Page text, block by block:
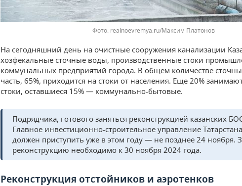
realnoevremya.ru/Максим Платонов
На сегодняшний день на очистные сооружения канализации
хозфекальные сточные воды, производственные стоки
коммунальных предприятий города. В общем количестве
часть, 65%, приходится на стоки от населения. Еще 20%
стоки, оставшиеся 15% — коммунально-бытовые.
Подрядчика, готового заняться реконструкцией казанских
Главное инвестиционно-строительное управление
должен приступить уже в этом году — не позднее 24 ноября.
реконструкцию необходимо к 30 ноября 2024 года.
Реконструкция отстойников и аэротенков